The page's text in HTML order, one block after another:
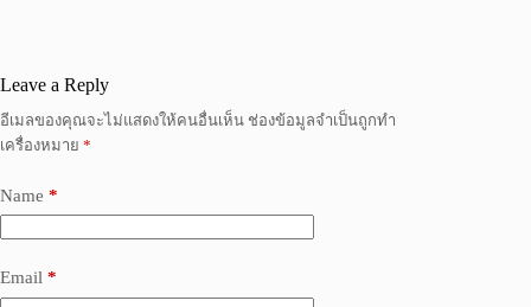
Leave a Reply
อีเมลของคุณจะไม่แสดงให้คนอื่นเห็น ช่องข้อมูลจำเป็นถูกทำ
เครื่องหมาย *
Name *
Email *